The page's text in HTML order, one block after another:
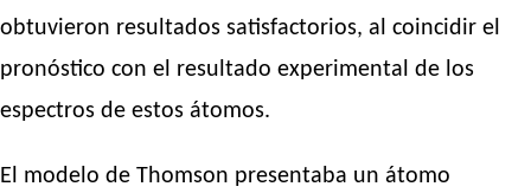
obtuvieron resultados satisfactorios, al coincidir el
pronóstico con el resultado experimental de los
espectros de estos átomos.
El modelo de Thomson presentaba un átomo